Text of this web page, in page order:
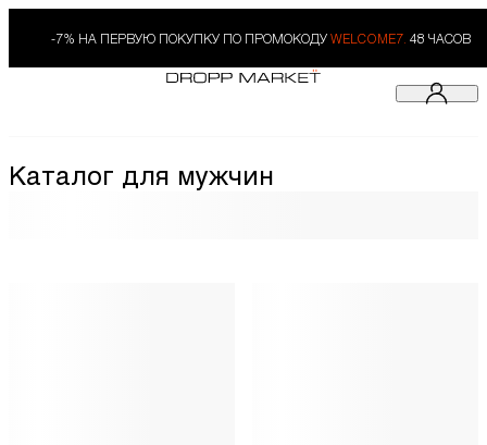
-7% НА ПЕРВУЮ ПОКУПКУ ПО ПРОМОКОДУ WELCOME7. 48 ЧАСОВ
Каталог для мужчин